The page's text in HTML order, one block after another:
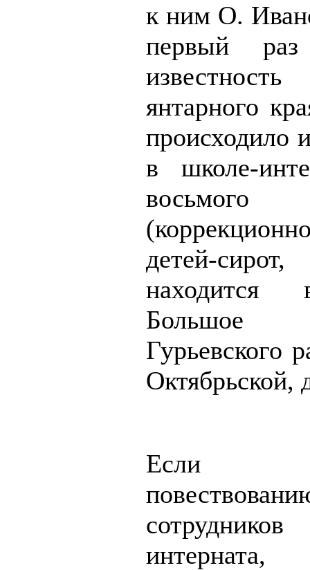
к ним О.
первый
янтарного
происходило
в школе-
детей-
находится
Большое
Гурьевского
Октябрьской,
Если